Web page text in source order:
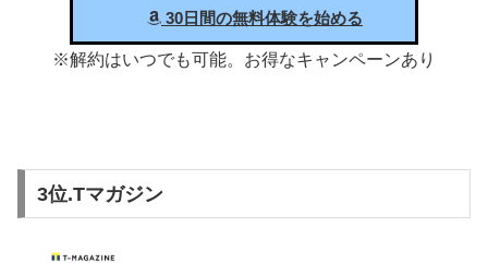
30日間の無料体験を始める
※解約はいつでも可能。お得なキャンペーンあり
3位.Tマガジン